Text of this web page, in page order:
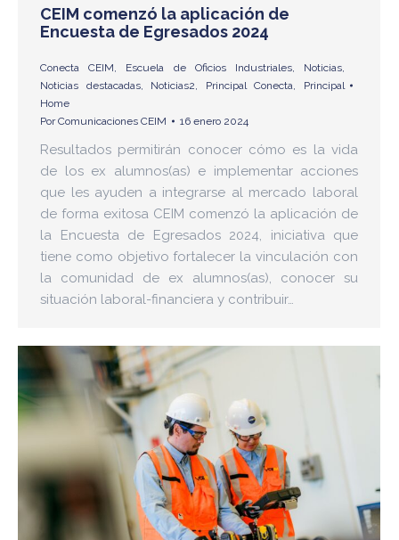
CEIM comenzó la aplicación de
Encuesta de Egresados 2024
Conecta CEIM, Escuela de Oficios Industriales, Noticias,
Noticias destacadas, Noticias2, Principal Conecta, Principal
Home
PorComunicaciones CEIM 16 enero 2024
Resultados permitirán conocer cómo es la vida
de los ex alumnos(as) e implementar acciones
que les ayuden a integrarse al mercado laboral
de forma exitosa CEIM comenzó la aplicación de
la Encuesta de Egresados 2024, iniciativa que
tiene como objetivo fortalecer la vinculación con
la comunidad de ex alumnos(as), conocer su
situación laboral-financiera y contribuir…